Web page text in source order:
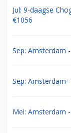
Jul: 9-daagse
€1056
Sep: Amsterdam
Sep: Amsterdam
Mei: Amsterdam